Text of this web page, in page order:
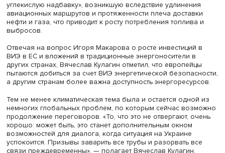
Вячеслав Кулагин
Отказ от российской нефти требует также